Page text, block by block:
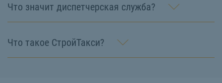
Что значит диспетчерская служба?
Что такое СтройТакси?